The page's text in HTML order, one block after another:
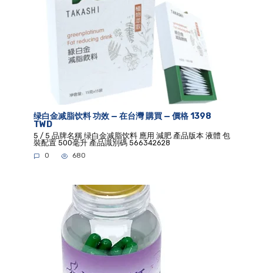
绿白金减脂饮料 功效 — 在台灣 購買 — 價格 1398
TWD
5 / 5 品牌名稱 绿白金减脂饮料 應用 減肥 產品版本 液體 包
裝配置 500毫升 產品識別碼 566342628
0 680